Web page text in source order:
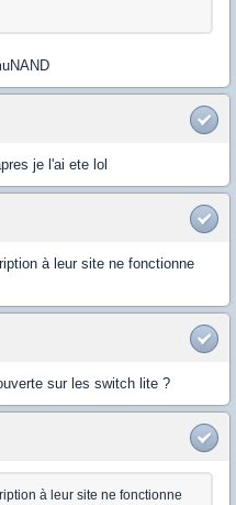
je l'ai ete lol
à leur site ne fonctionne
sur les switch lite ?
à leur site ne fonctionne